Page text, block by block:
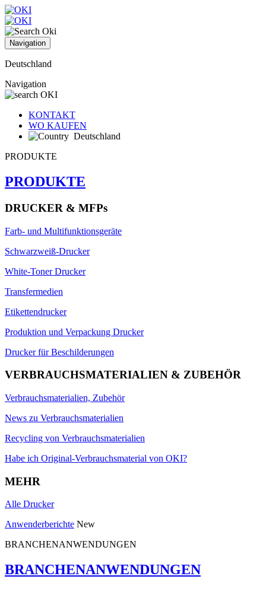
Navigation
Deutschland
Navigation
KONTAKT
WO KAUFEN
Deutschland
PRODUKTE
PRODUKTE
DRUCKER & MFPs
Farb- und Multifunktionsgeräte
Schwarzweiß-Drucker
White-Toner Drucker
Transfermedien
Etikettendrucker
Produktion und Verpackung Drucker
Drucker für Beschilderungen
VERBRAUCHSMATERIALIEN & ZUBEHÖR
Verbrauchsmaterialien, Zubehör
News zu Verbrauchsmaterialien
Recycling von Verbrauchsmaterialien
Habe ich Original-Verbrauchsmaterial von OKI?
MEHR
Alle Drucker
Anwenderberichte New
BRANCHENANWENDUNGEN
BRANCHENANWENDUNGEN